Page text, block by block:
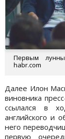
Первым
habr.com
Далее Илон
виновника
ссылался в
английского и
него
первую